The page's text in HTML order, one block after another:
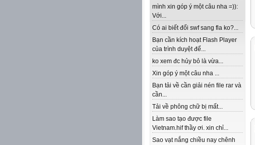
mình xin góp ý một câu nha =)):
Với...
Có ai biết đổi swf sang fla ko?...
Bạn cần kích hoạt Flash Player
của trình duyệt để...
ko xem đc hủy bỏ là vừa...
Xin góp ý một câu nha ...
Bạn tải về cần giải nén file rar và
cần...
Tải về phông chữ bị mất...
Làm sao tạo được file
Vietnam.hif thầy ơi. xin chỉ...
Sao vạt nắng chiều nay chênh